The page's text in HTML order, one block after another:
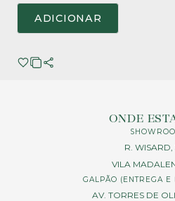
ADICIONAR
ONDE
R.
VILA
GALPÃO (ENTREGA E
AV. TORRES DE